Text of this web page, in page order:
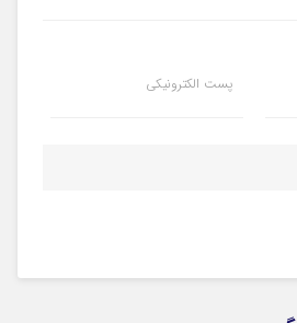
پست الکترونیکی